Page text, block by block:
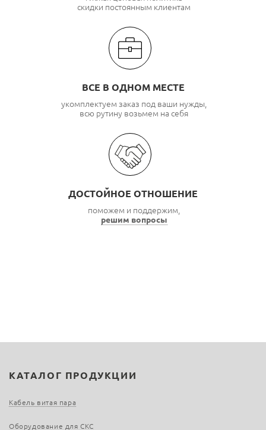
скидки постоянным клиентам
ВСЕ В ОДНОМ МЕСТЕ
укомплектуем заказ под ваши нужды,
всю рутину возьмем на себя
ДОСТОЙНОЕ ОТНОШЕНИЕ
поможем и поддержим,
решим вопросы
КАТАЛОГ ПРОДУКЦИИ
Кабель витая пара
Оборудование для СКС